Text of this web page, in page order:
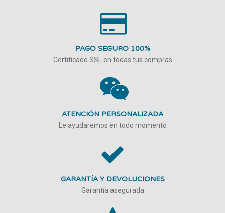
PAGO SEGURO 100%
Certificado SSL en todas tus compras
ATENCIÓN PERSONALIZADA
Le ayudaremos en todo momento
GARANTÍA Y DEVOLUCIONES
Garantía asegurada